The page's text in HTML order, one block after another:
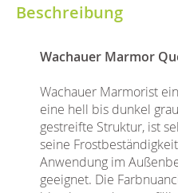
Beschreibung
Wachauer Marmor
Wachauer Marmorist
eine hell bis dunkel
gestreifte Struktur, ist
seine
Anwendung im
geeignet. Die